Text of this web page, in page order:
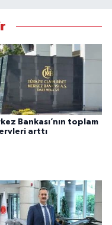
Bankası’nın toplam
arttı